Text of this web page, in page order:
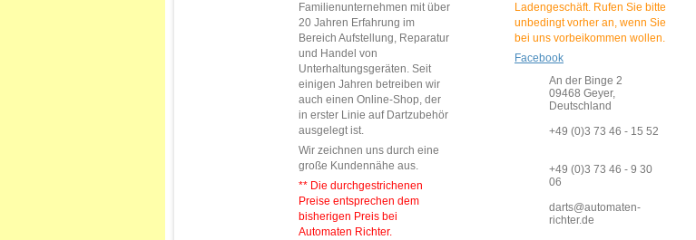
Familienunternehmen mit über
20 Jahren Erfahrung im
Bereich Aufstellung, Reparatur
und Handel von
Unterhaltungsgeräten. Seit
einigen Jahren betreiben wir
auch einen Online-Shop, der
in erster Linie auf Dartzubehör
ausgelegt ist.
Wir zeichnen uns durch eine
große Kundennähe aus.
** Die durchgestrichenen
Preise entsprechen dem
bisherigen Preis bei
Automaten Richter.
Ladengeschäft. Rufen Sie bitte
unbedingt vorher an, wenn Sie
bei uns vorbeikommen wollen.
Facebook
An der Binge 2
09468 Geyer,
Deutschland
+49 (0)3 73 46 - 15 52
+49 (0)3 73 46 - 9 30
06
darts@automaten-
richter.de